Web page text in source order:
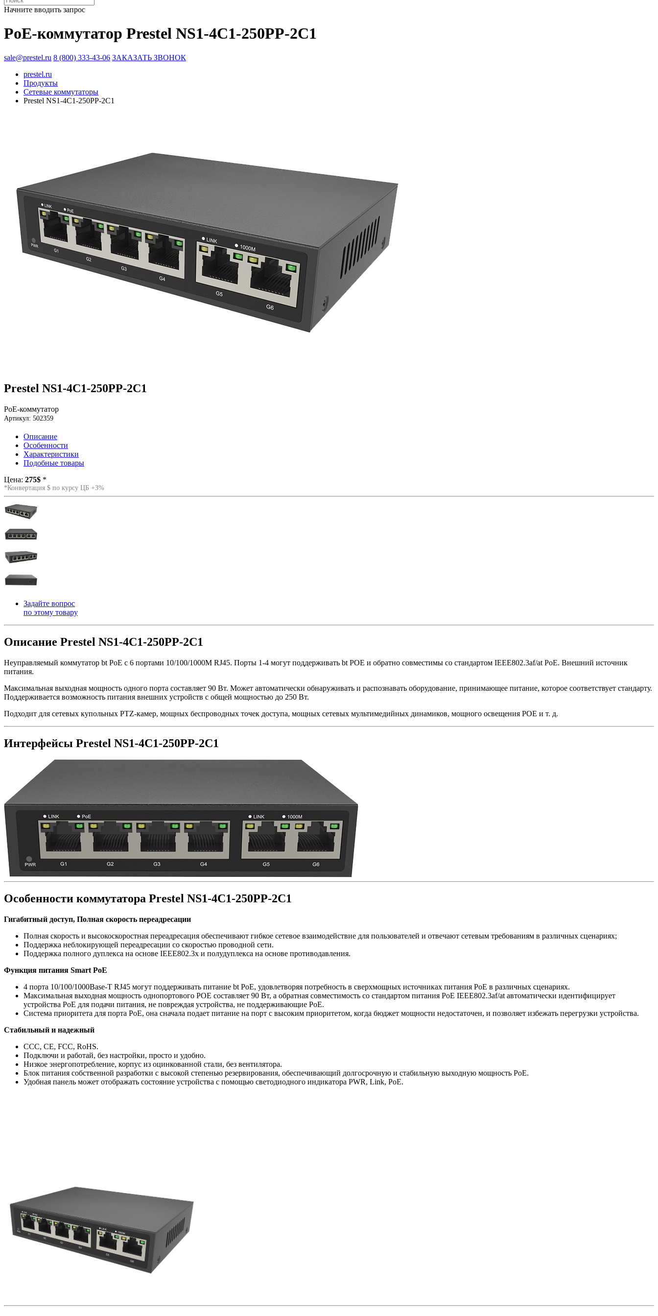
Начните вводить запрос
PoE-коммутатор Prestel NS1-4C1-250PP-2C1
sale@prestel.ru 8 (800) 333-43-06 ЗАКАЗАТЬ ЗВОНОК
prestel.ru
Продукты
Сетевые коммутаторы
Prestel NS1-4C1-250PP-2C1
Prestel NS1-4C1-250PP-2C1
PoE-коммутатор
Артикул: 502359
Описание
Особенности
Характеристики
Подобные товары
Цена: 275$ *
*Конвертация $ по курсу ЦБ +3%
Задайте вопрос
по этому товару
Описание Prestel NS1-4C1-250PP-2C1
Неуправляемый коммутатор bt PoE с 6 портами 10/100/1000M RJ45. Порты 1-4 могут поддерживать bt POE и обратно совместимы со стандартом IEEE802.3af/at PoE. Внешний источник
питания.
Максимальная выходная мощность одного порта составляет 90 Вт. Может автоматически обнаруживать и распознавать оборудование, принимающее питание, которое соответствует стандарту.
Поддерживается возможность питания внешних устройств с общей мощностью до 250 Вт.
Подходит для сетевых купольных PTZ-камер, мощных беспроводных точек доступа, мощных сетевых мультимедийных динамиков, мощного освещения POE и т. д.
Интерфейсы Prestel NS1-4C1-250PP-2C1
Особенности коммутатора Prestel NS1-4C1-250PP-2C1
Гигабитный доступ, Полная скорость переадресации
Полная скорость и высокоскоростная переадресация обеспечивают гибкое сетевое взаимодействие для пользователей и отвечают сетевым требованиям в различных сценариях;
Поддержка неблокирующей переадресации со скоростью проводной сети.
Поддержка полного дуплекса на основе IEEE802.3x и полудуплекса на основе противодавления.
Функция питания Smart PoE
4 порта 10/100/1000Base-T RJ45 могут поддерживать питание bt PoE, удовлетворяя потребность в сверхмощных источниках питания PoE в различных сценариях.
Максимальная выходная мощность однопортового POE составляет 90 Вт, а обратная совместимость со стандартом питания PoE IEEE802.3af/at автоматически идентифицирует
устройства PoE для подачи питания, не повреждая устройства, не поддерживающие PoE.
Система приоритета для порта PoE, она сначала подает питание на порт с высоким приоритетом, когда бюджет мощности недостаточен, и позволяет избежать перегрузки устройства.
Стабильный и надежный
CCC, CE, FCC, RoHS.
Подключи и работай, без настройки, просто и удобно.
Низкое энергопотребление, корпус из оцинкованной стали, без вентилятора.
Блок питания собственной разработки с высокой степенью резервирования, обеспечивающий долгосрочную и стабильную выходную мощность PoE.
Удобная панель может отображать состояние устройства с помощью светодиодного индикатора PWR, Link, PoE.